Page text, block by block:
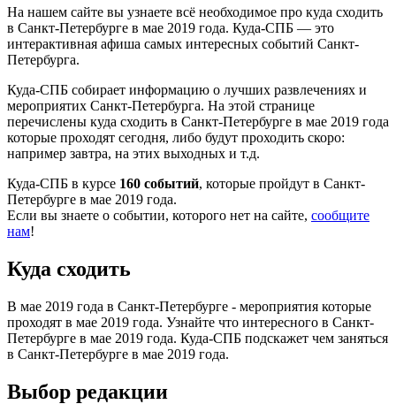
На нашем сайте вы узнаете всё необходимое про куда сходить
в Санкт-Петербурге в мае 2019 года. Куда-СПБ — это
интерактивная афиша самых интересных событий Санкт-
Петербурга.
Куда-СПБ собирает информацию о лучших развлечениях и
мероприятих Санкт-Петербурга. На этой странице
перечислены куда сходить в Санкт-Петербурге в мае 2019 года
которые проходят сегодня, либо будут проходить скоро:
например завтра, на этих выходных и т.д.
Куда-СПБ в курсе 160 событий, которые пройдут в Санкт-
Петербурге в мае 2019 года.
Если вы знаете о событии, которого нет на сайте, сообщите
нам!
Куда сходить
В мае 2019 года в Санкт-Петербурге - мероприятия которые
проходят в мае 2019 года. Узнайте что интересного в Санкт-
Петербурге в мае 2019 года. Куда-СПБ подскажет чем заняться
в Санкт-Петербурге в мае 2019 года.
Выбор редакции